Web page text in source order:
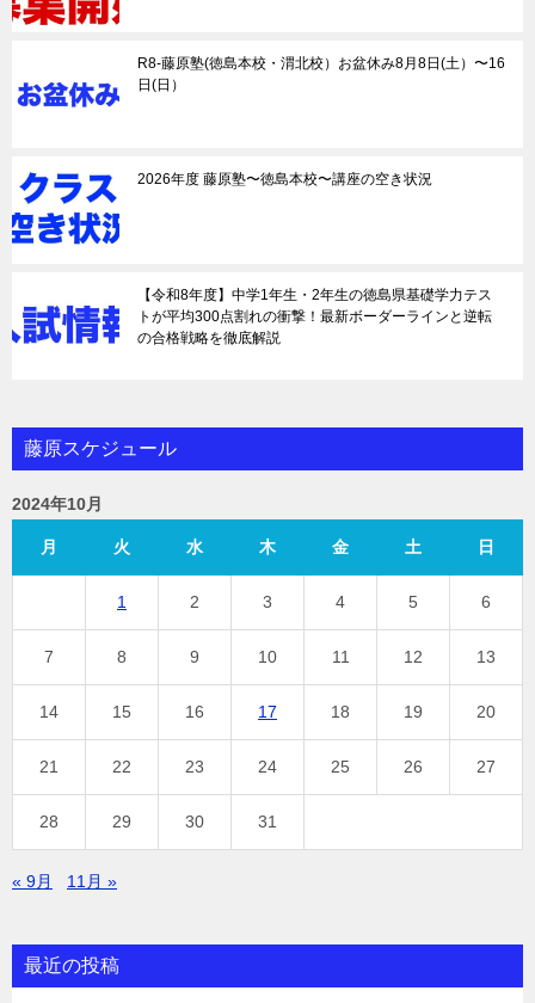
R8-藤原塾(徳島本校・渭北校）お盆休み8月8日(土）〜16
日(日）
2026年度 藤原塾〜徳島本校〜講座の空き状況
【令和8年度】中学1年生・2年生の徳島県基礎学力テス
トが平均300点割れの衝撃！最新ボーダーラインと逆転
の合格戦略を徹底解説
藤原スケジュール
2024年10月
月 火 水 木 金 土 日
1 2 3 4 5 6
7 8 9 10 11 12 13
14 15 16 17 18 19 20
21 22 23 24 25 26 27
28 29 30 31
« 9月 11月 »
最近の投稿